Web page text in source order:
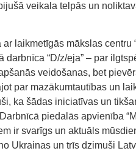
veikala telpās un
laikmetīgās mākslas centru
“D/z/eja” – par
veidošanas, bet
par mazākumtautības un
ka šādas iniciatīvas un
piedalās apvienība
ir svarīgs un aktuāls
Ukrainas un trīs dzimuši